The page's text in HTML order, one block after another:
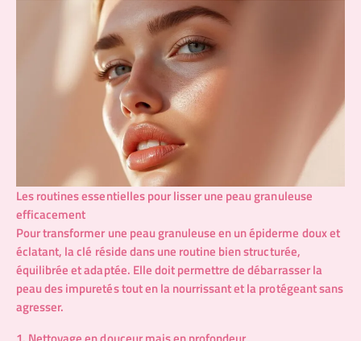
Les routines essentielles pour lisser une peau granuleuse
efficacement
Pour transformer une peau granuleuse en un épiderme doux et
éclatant, la clé réside dans une routine bien structurée,
équilibrée et adaptée. Elle doit permettre de débarrasser la
peau des impuretés tout en la nourrissant et la protégeant sans
agresser.